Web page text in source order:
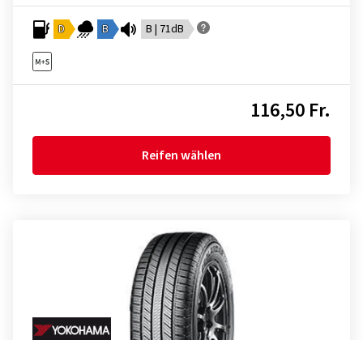
D B B | 71dB
116,50 Fr.
Reifen wählen